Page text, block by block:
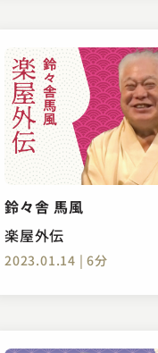
鈴々舎 馬風
楽屋外伝
2023.01.14 | 6分